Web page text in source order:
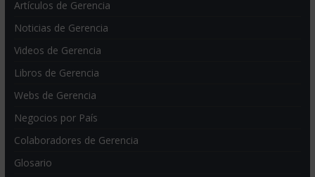
Artículos de Gerencia
Noticias de Gerencia
Videos de Gerencia
Libros de Gerencia
Webs de Gerencia
Negocios por País
Colaboradores de Gerencia
Glosario